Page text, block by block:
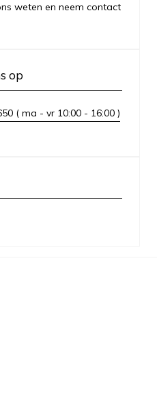
weten en neem contact
op
( ma - vr 10:00 - 16:00 )